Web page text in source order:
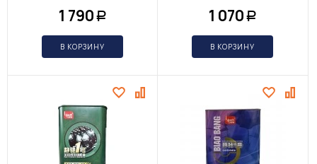
1 790 Р
В КОРЗИНУ
1 070 Р
В КОРЗИНУ